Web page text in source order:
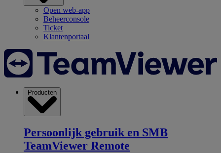
Open web-app
Beheerconsole
Ticket
Klantenportaal
Producten
Persoonlijk gebruik en SMB
TeamViewer Remote